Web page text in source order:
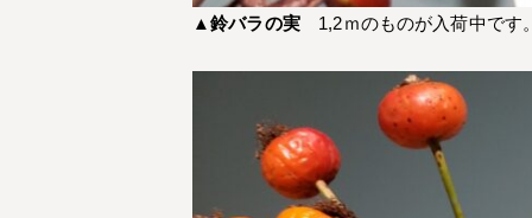
▲鈴バラの実1,2ｍのものが入荷中です